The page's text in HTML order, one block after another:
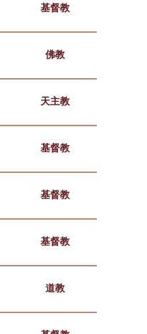
基督教
佛教
天主教
基督教
基督教
基督教
道教